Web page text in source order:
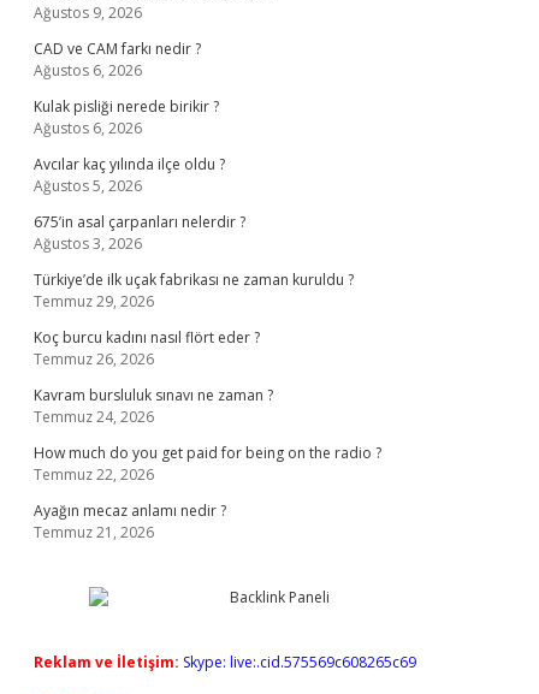
Ağustos 9, 2026
CAD ve CAM farkı nedir ?
Ağustos 6, 2026
Kulak pisliği nerede birikir ?
Ağustos 6, 2026
Avcılar kaç yılında ilçe oldu ?
Ağustos 5, 2026
675’in asal çarpanları nelerdir ?
Ağustos 3, 2026
Türkiye’de ilk uçak fabrikası ne zaman kuruldu ?
Temmuz 29, 2026
Koç burcu kadını nasıl flört eder ?
Temmuz 26, 2026
Kavram bursluluk sınavı ne zaman ?
Temmuz 24, 2026
How much do you get paid for being on the radio ?
Temmuz 22, 2026
Ayağın mecaz anlamı nedir ?
Temmuz 21, 2026
Reklam ve İletişim: Skype: live:.cid.575569c608265c69